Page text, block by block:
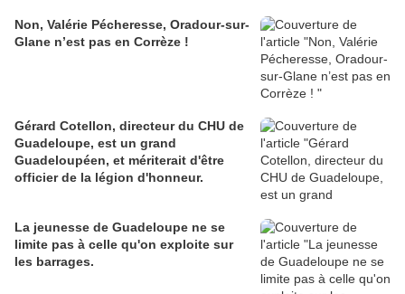
Non, Valérie Pécheresse, Oradour-sur-
Glane n’est pas en Corrèze !
Gérard Cotellon, directeur du CHU de
Guadeloupe, est un grand
Guadeloupéen, et mériterait d'être
officier de la légion d'honneur.
La jeunesse de Guadeloupe ne se
limite pas à celle qu'on exploite sur
les barrages.